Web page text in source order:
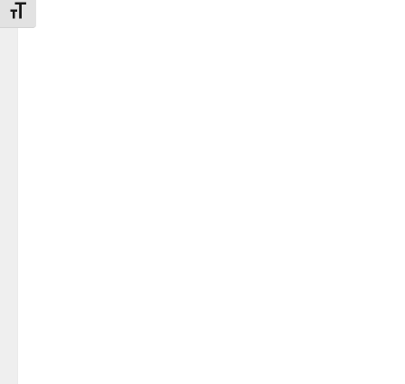
Changer la taille de la police